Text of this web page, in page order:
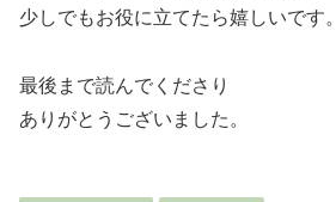
少しでもお役に立てたら嬉しいです。
最後まで読んでくださり
ありがとうございました。